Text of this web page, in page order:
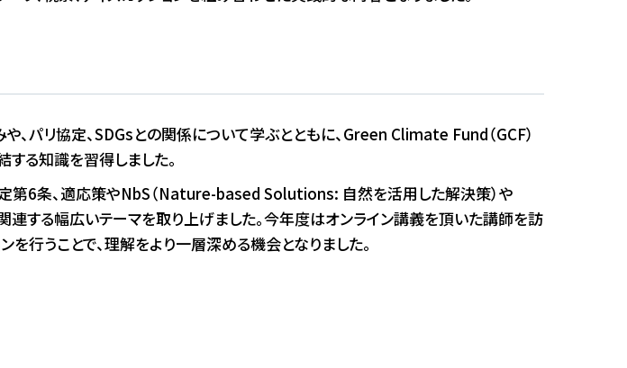
パリ協定、SDGsとの関係について学ぶとともに、Green Climate Fund（GCF）
る知識を習得しました。
定第6条、適応策やNbS（Nature-based Solutions: 自然を活用した解決策）や
する幅広いテーマを取り上げました。今年度はオンライン講義を頂いた講師を訪
行うことで、理解をより一層深める機会となりました。